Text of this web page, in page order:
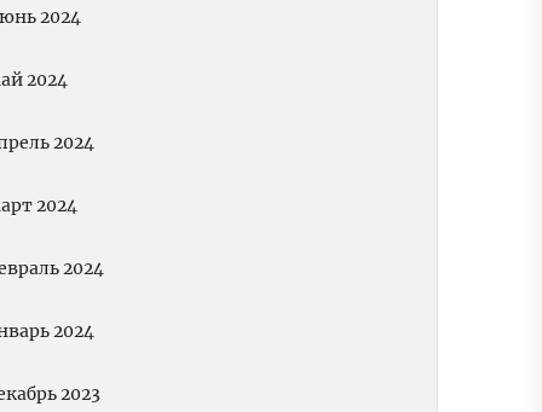
2024
2024
2024
2024
2024
2024
2023